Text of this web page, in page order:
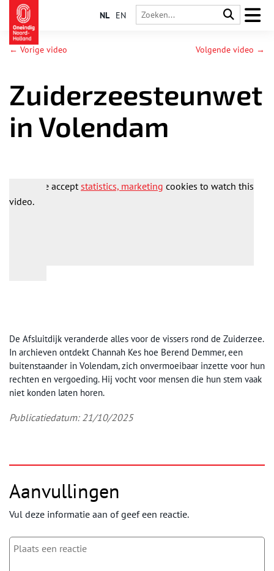
NL EN
← Vorige video Volgende video →
Zuiderzeesteunwet
in Volendam
Please acceptstatistics, marketing cookies to watch this
video.
De Afsluitdijk veranderde alles voor de vissers rond de Zuiderzee.
In archieven ontdekt Channah Kes hoe Berend Demmer, een
buitenstaander in Volendam, zich onvermoeibaar inzette voor hun
rechten en vergoeding. Hij vocht voor mensen die hun stem vaak
niet konden laten horen.
Publicatiedatum: 21/10/2025
Aanvullingen
Vul deze informatie aan of geef een reactie.